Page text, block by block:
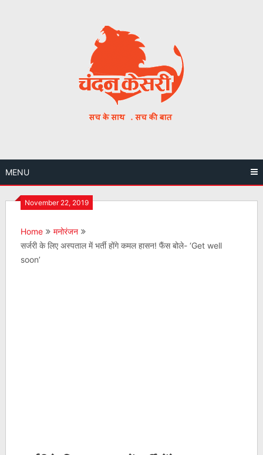
MENU
November 22, 2019
Home
मनोरंजन
सर्जरी के लिए अस्पताल में भर्ती होंगे कमल हासन! फैंस बोले- ‘Get well
soon’